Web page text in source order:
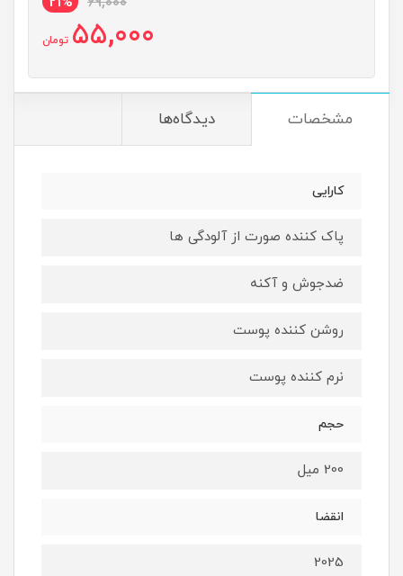
55,000 تومان
مشخصات دیدگاه‌ها
کارایی
پاک کننده صورت از آلودگی ها
ضدجوش و آکنه
روشن کننده پوست
نرم کننده پوست
حجم
200 میل
انقضا
2025